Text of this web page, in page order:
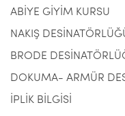
ABİYE GİYİM KURSU
NAKIŞ
BRODE
DOKUMA- ARMÜR
İPLİK BİLGİSİ